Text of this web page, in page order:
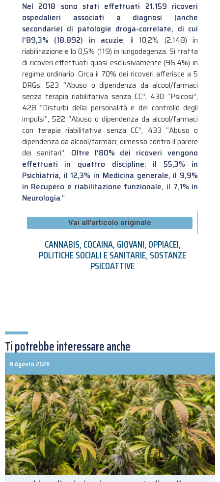
Nel 2018 sono stati effettuati 21.159 ricoveri
ospedalieri associati a diagnosi (anche
secondarie) di patologie droga-correlate, di cui
l’89,3% (18.892) in acuzie, il 10,2% (2.148) in
riabilitazione e lo 0,5% (119) in lungodegenza. Si tratta
di ricoveri effettuati quasi esclusivamente (96,4%) in
regime ordinario. Circa il 70% dei ricoveri afferisce a 5
DRGs: 523 “Abuso o dipendenza da alcool/farmaci
senza terapia riabilitativa senza CC”, 430 “Psicosi”,
428 “Disturbi della personalità e del controllo degli
impulsi”, 522 “Abuso o dipendenza da alcool/farmaci
con terapia riabilitativa senza CC”, 433 “Abuso o
dipendenza da alcool/farmaci; dimesso contro il parere
dei sanitari”. Oltre l’80% dei ricoveri vengono
effettuati in quattro discipline: il 55,3% in
Psichiatria, il 12,3% in Medicina generale, il 9,9%
in Recupero e riabilitazione funzionale, il 7,1% in
Neurologia.”
Vai all'articolo originale
CANNABIS,COCAINA,GIOVANI,OPPIACEI,
POLITICHE SOCIALI E SANITARIE,SOSTANZE
PSICOATTIVE
Ti potrebbe interessare anche
6 Agosto 2026